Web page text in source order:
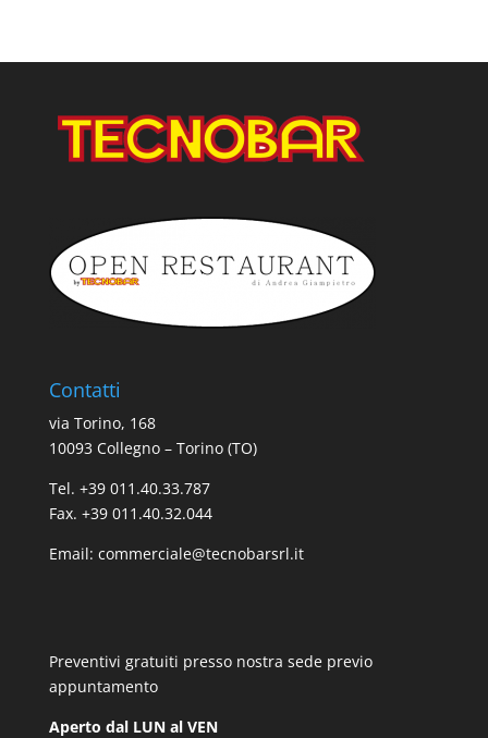
Contatti
via Torino, 168
10093 Collegno – Torino (TO)
Tel. +39 011.40.33.787
Fax. +39 011.40.32.044
Email: commerciale@tecnobarsrl.it
Preventivi gratuiti presso nostra sede previo
appuntamento
Aperto dal LUN al VEN